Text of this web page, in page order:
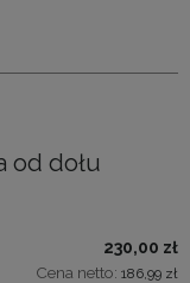
od dołu
230,00 zł
Cena netto: 186,99 zł